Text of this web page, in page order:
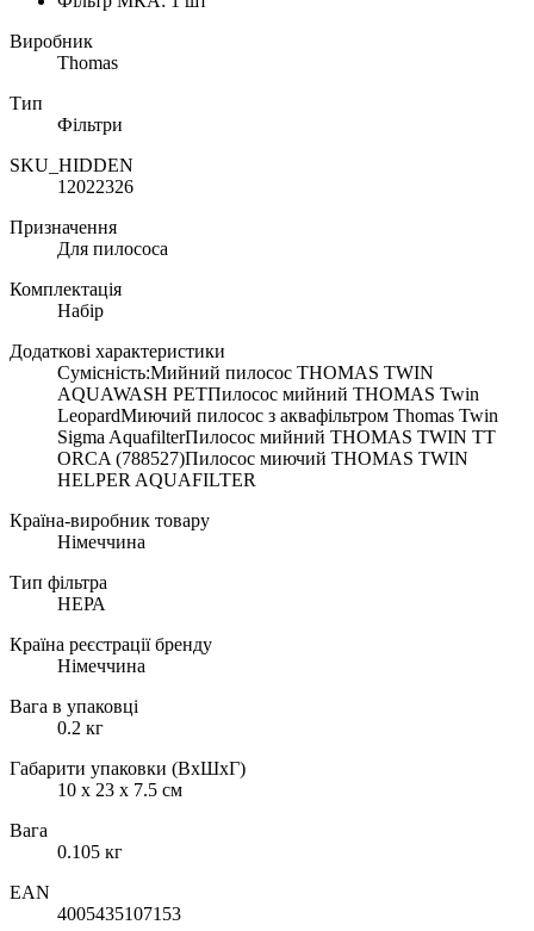
Виробник
Thomas
Тип
Фільтри
SKU_HIDDEN
12022326
Призначення
Для пилососа
Комплектація
Набір
Додаткові характеристики
Сумісність:Мийний пилосос THOMAS TWIN
AQUAWASH PETПилосос мийний THOMAS Twin
LeopardМиючий пилосос з аквафільтром Thomas Twin
Sigma AquafilterПилосос мийний THOMAS TWIN TT
ORCA (788527)Пилосос миючий THOMAS TWIN
HELPER AQUAFILTER
Країна-виробник товару
Німеччина
Тип фільтра
НЕРА
Країна реєстрації бренду
Німеччина
Вага в упаковці
0.2 кг
Габарити упаковки (ВхШхГ)
10 х 23 х 7.5 см
Вага
0.105 кг
EAN
4005435107153